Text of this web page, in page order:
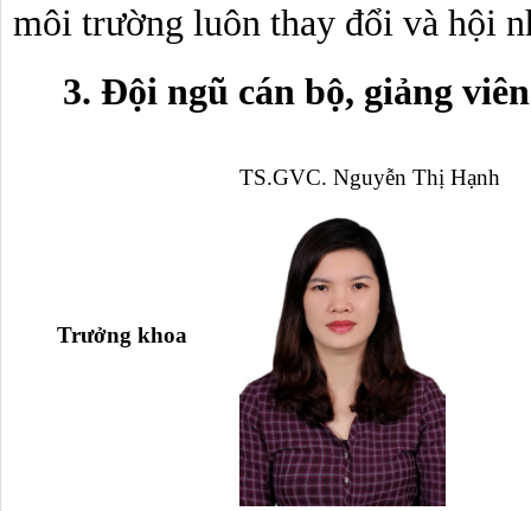
môi trường luôn thay đổi và hội
3. Đội ngũ cán bộ, giảng
Trưởng khoa
TS.GVC. Nguyễn Thị Hạnh